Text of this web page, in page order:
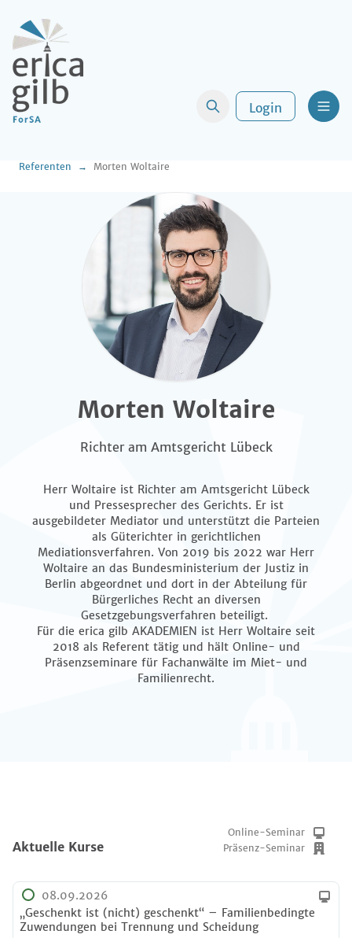
Login
Referenten Morten Woltaire
Morten Woltaire
Richter am Amtsgericht Lübeck
Herr Woltaire ist Richter am Amtsgericht Lübeck
und Pressesprecher des Gerichts. Er ist
ausgebildeter Mediator und unterstützt die Parteien
als Güterichter in gerichtlichen
Mediationsverfahren. Von 2019 bis 2022 war Herr
Woltaire an das Bundesministerium der Justiz in
Berlin abgeordnet und dort in der Abteilung für
Bürgerliches Recht an diversen
Gesetzgebungsverfahren beteiligt.
Für die erica gilb AKADEMIEN ist Herr Woltaire seit
2018 als Referent tätig und hält Online- und
Präsenzseminare für Fachanwälte im Miet- und
Familienrecht.
Aktuelle Kurse
Online-Seminar
Präsenz-Seminar
08.09.2026
„Geschenkt ist (nicht) geschenkt“ – Familienbedingte
Zuwendungen bei Trennung und Scheidung